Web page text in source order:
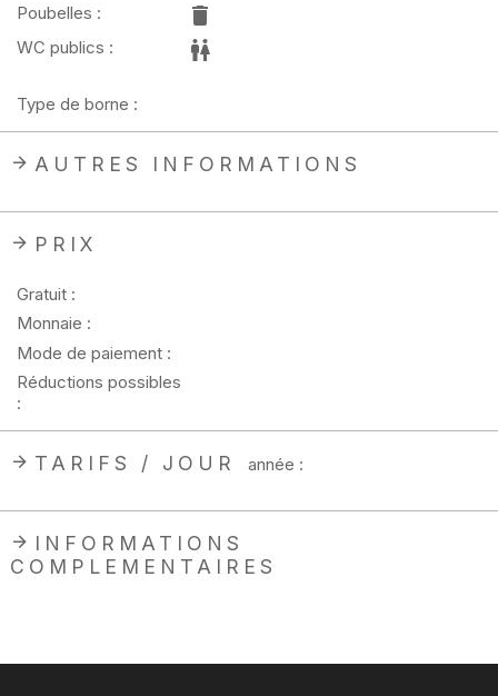
Poubelles :
WC publics :
Type de borne :
AUTRES INFORMATIONS
PRIX
Gratuit :
Monnaie :
Mode de paiement :
Réductions possibles
:
TARIFS / JOUR année :
INFORMATIONS
COMPLEMENTAIRES